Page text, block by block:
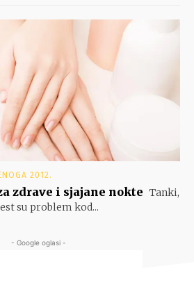
2012.
zdrave i sjajane nokte Tanki,
su problem kod...
- Google oglasi -